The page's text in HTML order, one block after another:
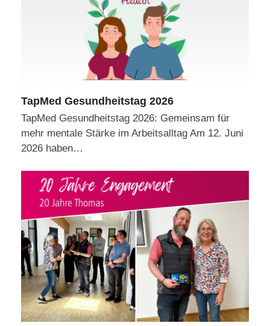
TapMed Gesundheitstag 2026
TapMed Gesundheitstag 2026: Gemeinsam für
mehr mentale Stärke im Arbeitsalltag Am 12. Juni
2026 haben…